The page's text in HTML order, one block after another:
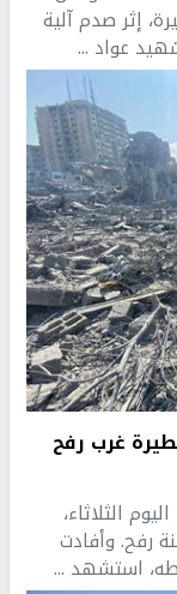
إثر صدم آلية
عواد ...
غرب رفح
الثلاثاء،
رفح. وأفادت
طه، استشهد ...